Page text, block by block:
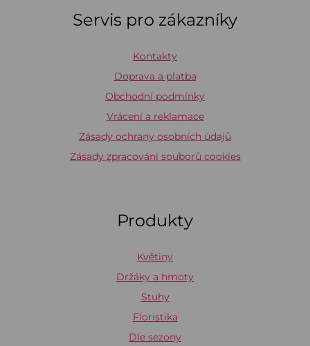
Servis pro zákazníky
Kontakty
Doprava a platba
Obchodní podmínky
Vrácení a reklamace
Zásady ochrany osobních údajů
Zásady zpracování souborů cookies
Produkty
Květiny
Držáky a hmoty
Stuhy
Floristika
Dle sezony